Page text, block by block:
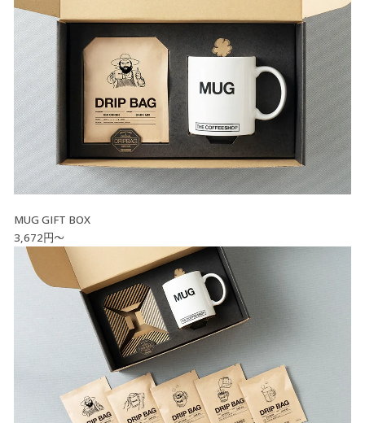
MUG GIFT BOX
3,672円～